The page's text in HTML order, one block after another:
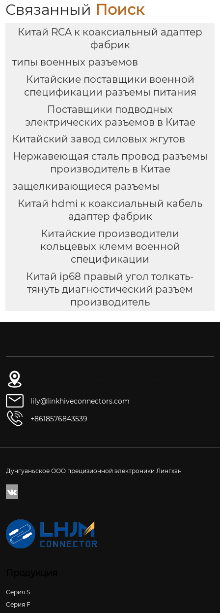
Связанный Поиск
Китай RCA к коаксиальный адаптер
фабрик
типы военных разъемов
Китайские поставщики военной
спецификации разъемы питания
Поставщики подводных
электрических разъемов в Китае
Китайский завод силовых жгутов
Нержавеющая сталь провод разъемы
производитель в Китае
защелкивающиеся разъемы
Китай hdmi к коаксиальный кабель
адаптер фабрик
Китайские производители
кольцевых клемм военной
спецификации
Китай ip68 правый угол толкать-
тянуть диагностический разъем
производитель
lily@linkhiveconnectors.com
+8618576843539
Дунгуаньское ООО прецизионной электроники Лингхан

Серия S
Серия F